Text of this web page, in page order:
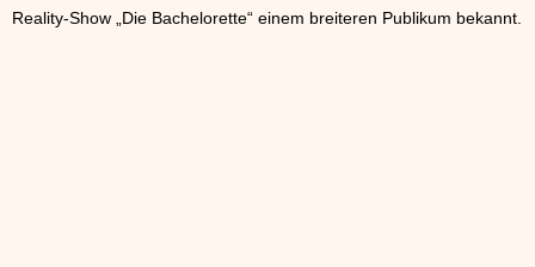
Reality-Show „Die Bachelorette“ einem breiteren Publikum bekannt.